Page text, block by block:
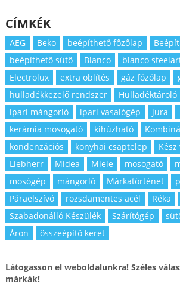
CÍMKÉK
AEG Beko beépíthető főzőlap
beépíthető sütő
Blanco blanco
Electrolux
extra öblítés gáz főzőlap
hulladékkezelő rendszer
Hulladéktároló
ipari mángorló
ipari vasalógép jura
kerámia mosogató
kihúzható
kondenzációs
konyhai csaptelep Kész
Liebherr
Midea Miele mosogató
mosógép
mángorló Márkatörténet
Páraelszívó
rozsdamentes acél Réka
Szabadonálló Készülék
Szárítógép
Áron
összeépítő keret
Látogasson el weboldalunkra! Széles
márkák!